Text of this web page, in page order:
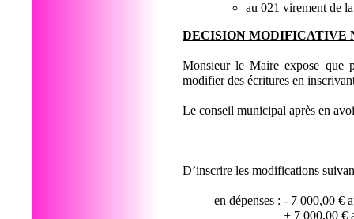
au 021 virement de
DECISION MODIFICATIVE
Monsieur le Maire expose que
modifier des écritures en
Le conseil municipal après en
D’inscrire les modifications
en dépenses : - 7 000,00 €
+ 7 000,00 €